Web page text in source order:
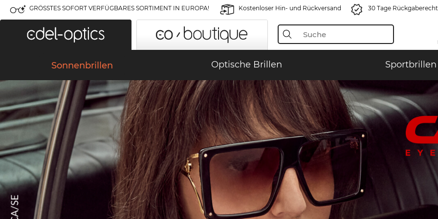
GRÖSSTES SOFORT VERFÜGBARES SORTIMENT IN EUROPA! Kostenloser Hin- und Rückversand 30 Tage Rückgaberecht
Sonnenbrillen Optische Brillen Sportbrillen